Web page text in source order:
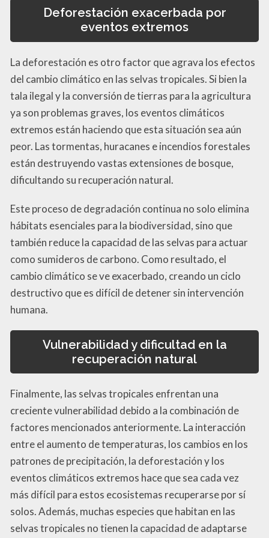
Deforestación exacerbada por
eventos extremos
La deforestación es otro factor que agrava los efectos
del cambio climático en las selvas tropicales. Si bien la
tala ilegal y la conversión de tierras para la agricultura
ya son problemas graves, los eventos climáticos
extremos están haciendo que esta situación sea aún
peor. Las tormentas, huracanes e incendios forestales
están destruyendo vastas extensiones de bosque,
dificultando su recuperación natural.
Este proceso de degradación continua no solo elimina
hábitats esenciales para la biodiversidad, sino que
también reduce la capacidad de las selvas para actuar
como sumideros de carbono. Como resultado, el
cambio climático se ve exacerbado, creando un ciclo
destructivo que es difícil de detener sin intervención
humana.
Vulnerabilidad y dificultad en la
recuperación natural
Finalmente, las selvas tropicales enfrentan una
creciente vulnerabilidad debido a la combinación de
factores mencionados anteriormente. La interacción
entre el aumento de temperaturas, los cambios en los
patrones de precipitación, la deforestación y los
eventos climáticos extremos hace que sea cada vez
más difícil para estos ecosistemas recuperarse por sí
solos. Además, muchas especies que habitan en las
selvas tropicales no tienen la capacidad de adaptarse